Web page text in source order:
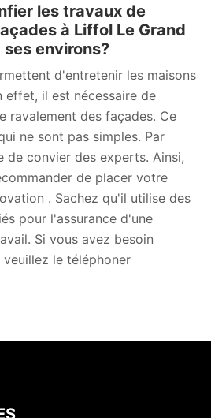
les travaux de
à Liffol Le Grand
environs?
d'entretenir les maisons
effet, il est nécessaire de
ravalement des façades. Ce
ne sont pas simples. Par
de convier des experts. Ainsi,
de placer votre
. Sachez qu'il utilise des
pour l'assurance d'une
Si vous avez besoin
le téléphoner